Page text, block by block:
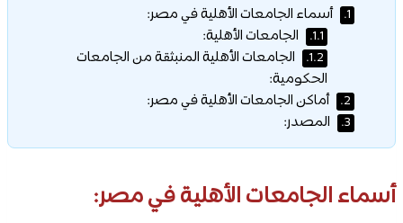
1. أسماء الجامعات الأهلية في مصر:
1.1. الجامعات الأهلية:
1.2.
الجامعات الأهلية المنبثقة من الجامعات
الحكومية:
2. أماكن الجامعات الأهلية في مصر:
3. المصدر:
أسماء الجامعات الأهلية في مصر: